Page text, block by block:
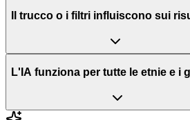
Il trucco o i filtri influiscono sui
L'IA funziona per tutte le etnie e i